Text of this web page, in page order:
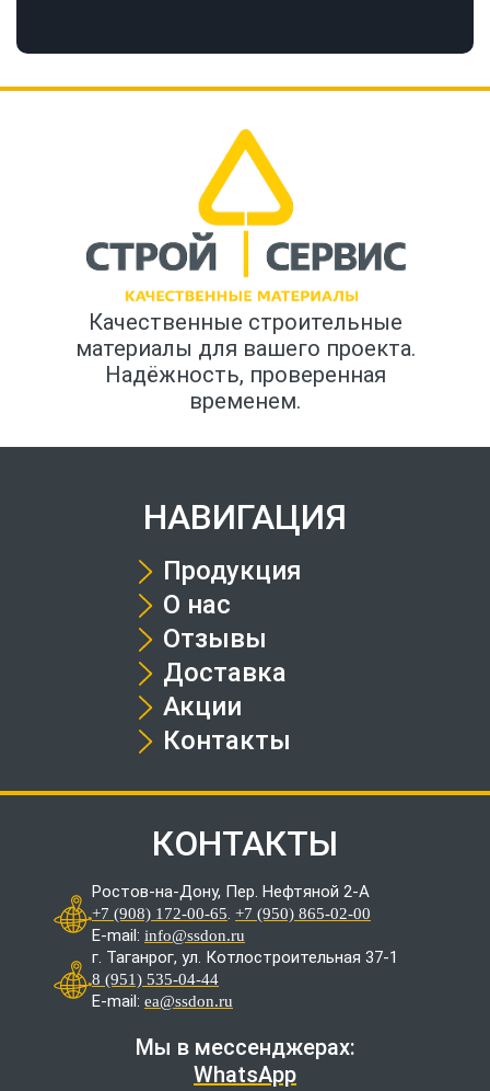
Качественные строительные
материалы для вашего проекта.
Надёжность, проверенная
временем.
НАВИГАЦИЯ
Продукция
О нас
Отзывы
Доставка
Акции
Контакты
КОНТАКТЫ
Ростов-на-Дону, Пер. Нефтяной 2-А
+7 (908) 172-00-65. +7 (950) 865-02-00
E-mail: info@ssdon.ru
г. Таганрог, ул. Котлостроительная 37-1
8 (951) 535-04-44
E-mail: ea@ssdon.ru
Мы в мессенджерах:
WhatsApp